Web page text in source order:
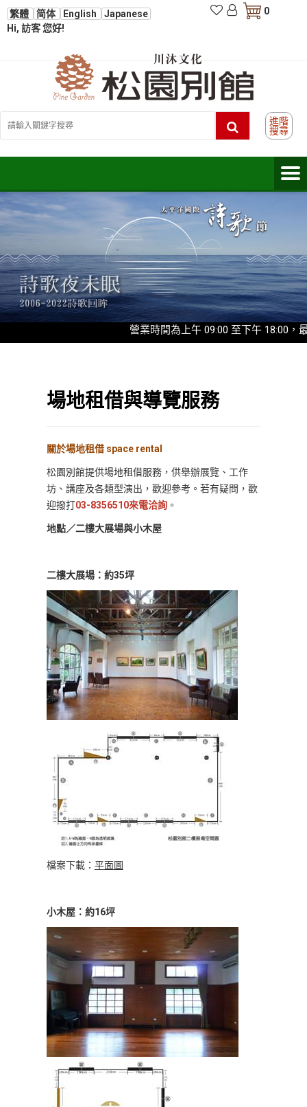
繁體 简体 English
Japanese
Hi, 訪客 您好!
0
進階
搜尋
營業時間為上午 09:00 至下午 18:00，
場地租借與導覽服務
關於場地租借 space rental
松園別館提供場地租借服務，供舉辦展覽、工作
坊、講座及各類型演出，歡迎參考。若有疑問，歡
迎撥打03-8356510來電洽詢。
地點／二樓大展場與小木屋
二樓大展場：約35坪
檔案下載： 平面圖
小木屋：約16坪